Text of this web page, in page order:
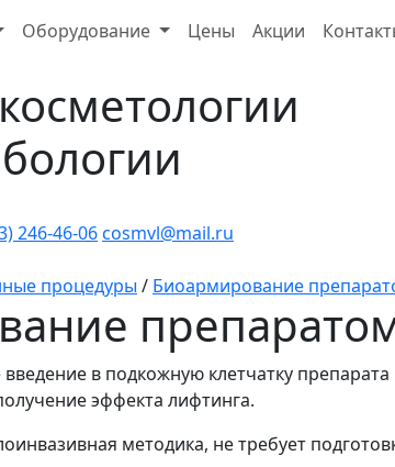
Оборудование Цены Акции
246-46-06cosmvl@mail.ru
процедуры / Биоармирование
в подкожную клетчатку
эффекта лифтинга.
методика, не требует